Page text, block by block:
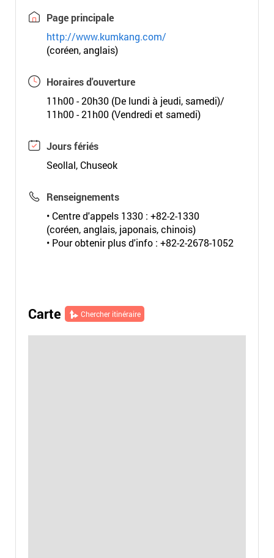
Page principale
http://www.kumkang.com/
(coréen, anglais)
Horaires d'ouverture
11h00 - 20h30 (De lundi à jeudi, samedi)/
11h00 - 21h00 (Vendredi et samedi)
Jours fériés
Seollal, Chuseok
Renseignements
• Centre d'appels 1330 : +82-2-1330
(coréen, anglais, japonais, chinois)
• Pour obtenir plus d'info : +82-2-2678-1052
Carte Chercher itinéraire